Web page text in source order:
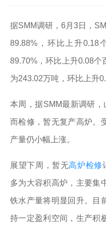
据SMM调研，6月3日，
89.88%，环比上升0.18
89.70%，环比上升0.08个
为243.02万吨，环比上升
本周，据SMM最新调研
而检修，暂无复产高炉。
产量仍小幅上涨。
展望下周，暂无高炉检修
多为大容积高炉，主要集
铁水产量将明显回升。目
持一定盈利空间，生产积